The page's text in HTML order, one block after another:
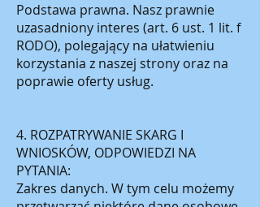
Podstawa prawna. Nasz prawnie
uzasadniony interes (art. 6 ust. 1 lit. f
RODO), polegający na ułatwieniu
korzystania z naszej strony oraz na
poprawie oferty usług.
4. ROZPATRYWANIE SKARG I
WNIOSKÓW, ODPOWIEDZI NA
PYTANIA:
Zakres danych. W tym celu możemy